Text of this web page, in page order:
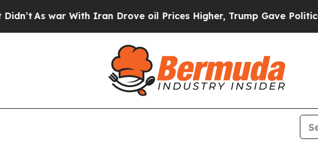
As war With Iran Drove oil Prices Higher, Trump Gave Politically